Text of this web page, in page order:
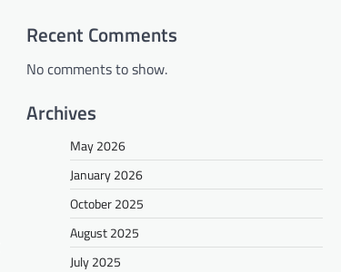
Recent Comments
No comments to show.
Archives
May 2026
January 2026
October 2025
August 2025
July 2025